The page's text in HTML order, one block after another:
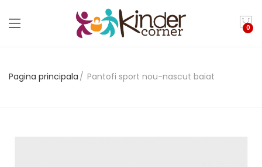
0
Pagina principala Pantofi sport nou-nascut baiat